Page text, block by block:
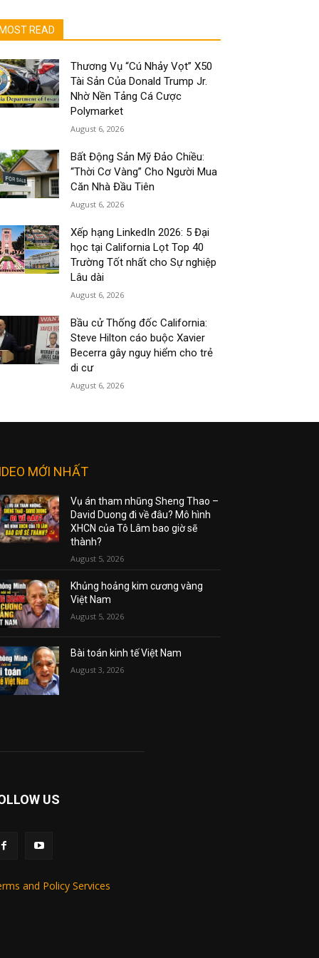
MOST READ
Thương Vụ “Cú Nhảy Vọt” X50
Tài Sản Của Donald Trump Jr.
Nhờ Nền Tảng Cá Cược
Polymarket
August 6, 2026
Bất Động Sản Mỹ Đảo Chiều:
“Thời Cơ Vàng” Cho Người Mua
Căn Nhà Đầu Tiên
August 6, 2026
Xếp hạng LinkedIn 2026: 5 Đại
học tại California Lọt Top 40
Trường Tốt nhất cho Sự nghiệp
Lâu dài
August 6, 2026
Bầu cử Thống đốc California:
Steve Hilton cáo buộc Xavier
Becerra gây nguy hiểm cho trẻ
di cư
August 6, 2026
MỚI NHẤT
Vụ án tham nhũng Sheng Thao –
David Duong đi về đâu? Mô hình
XHCN của Tô Lâm bao giờ sẽ
thành?
August 5, 2026
Khủng hoảng kim cương vàng
Việt Nam
August 5, 2026
Bài toán kinh tế Việt Nam
August 3, 2026
US
and Policy Services